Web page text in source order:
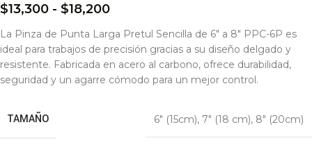
$13,300 - $18,200
La Pinza de Punta Larga Pretul Sencilla de 6″ a 8″ PPC-6P es
ideal para trabajos de precisión gracias a su diseño delgado y
resistente. Fabricada en acero al carbono, ofrece durabilidad,
seguridad y un agarre cómodo para un mejor control.
TAMAÑO 6″ (15cm), 7″ (18 cm), 8″ (20cm)